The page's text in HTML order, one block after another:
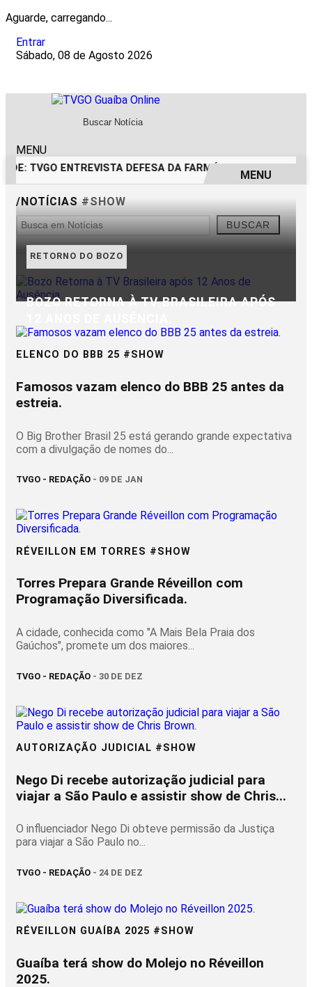
Aguarde, carregando...
Entrar
Sábado, 08 de Agosto 2026
MENU
TVGO ENTREVISTA DEFESA DA FARMÁCIA
EM ALTA
MENU
/NOTÍCIAS #SHOW
BUSCAR
RETORNO DO BOZO
BOZO RETORNA À TV BRASILEIRA APÓS
ELENCO DO BBB 25 #SHOW
Famosos vazam elenco do BBB 25 antes da
estreia.
O Big Brother Brasil 25 está gerando grande expectativa
com a divulgação de nomes do...
TVGO - REDAÇÃO - 09 DE JAN
RÉVEILLON EM TORRES #SHOW
Torres Prepara Grande Réveillon com
Programação Diversificada.
A cidade, conhecida como "A Mais Bela Praia dos
Gaúchos", promete um dos maiores...
TVGO - REDAÇÃO - 30 DE DEZ
AUTORIZAÇÃO JUDICIAL #SHOW
Nego Di recebe autorização judicial para
viajar a São Paulo e assistir show de Chris...
O influenciador Nego Di obteve permissão da Justiça
para viajar a São Paulo no...
TVGO - REDAÇÃO - 24 DE DEZ
RÉVEILLON GUAÍBA 2025 #SHOW
Guaíba terá show do Molejo no Réveillon
2025.